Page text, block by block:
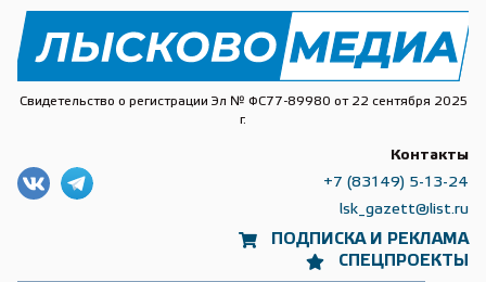
Свидетельство о регистрации Эл № ФС77-89980 от 22 сентября 2025
г.
ПОДПИСКА И РЕКЛАМА
СПЕЦПРОЕКТЫ
Контакты
+7 (83149) 5-13-24
lsk_gazett@list.ru